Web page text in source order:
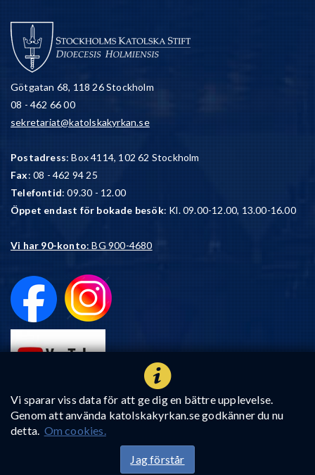
Vi sparar viss data för att ge dig en bättre upplevelse.
Genom att använda katolskakyrkan.se godkänner du nu
detta. Om cookies.
Jag förstår
Götgatan 68, 118 26 Stockholm
08 - 462 66 00
sekretariat@katolskakyrkan.se
Postadress: Box 4114, 102 62 Stockholm
Fax: 08 - 462 94 25
Telefontid: 09.30 - 12.00
Öppet endast för bokade besök: Kl. 09.00-12.00, 13.00-16.00
Vi har 90-konto: BG 900-4680